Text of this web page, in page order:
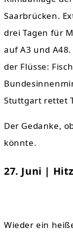
Saarbrücken.
drei Tagen für
auf A3 und
der Flüsse:
Stuttgart rettet
Der Gedanke,
könnte.
27. Juni |
Wieder ein